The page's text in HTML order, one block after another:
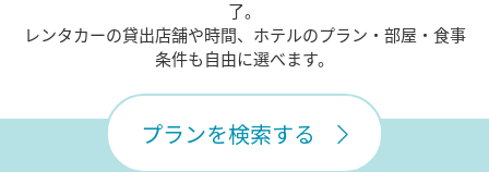
了。
レンタカーの貸出店舗や時間、 ホテルのプラン・部屋・食事
条件も自由に選べます。
プランを検索する